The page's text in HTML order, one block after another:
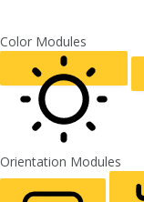
LIGHT CONTRAST
Orientation Modules